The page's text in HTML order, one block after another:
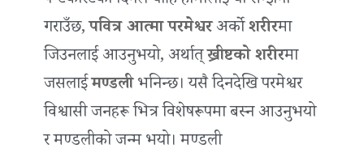
गराउँछ,पवित्र आत्मा परमेश्वरअर्कोशरीरमा
जिउनलाई आउनुभयो, अर्थात्ख्रीष्टको शरीरमा
जसलाईमण्डलीभनिन्छ। यसै दिनदेखि परमेश्वर
विश्वासी जनहरू भित्र विशेषरूपमा बस्न आउनुभयो
र मण्डलीको जन्म भयो। मण्डली